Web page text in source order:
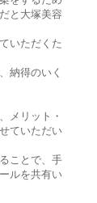
と大塚美容
いただくた
納得のいく
メリット・
ていただい
ことで、手
ルを共有い